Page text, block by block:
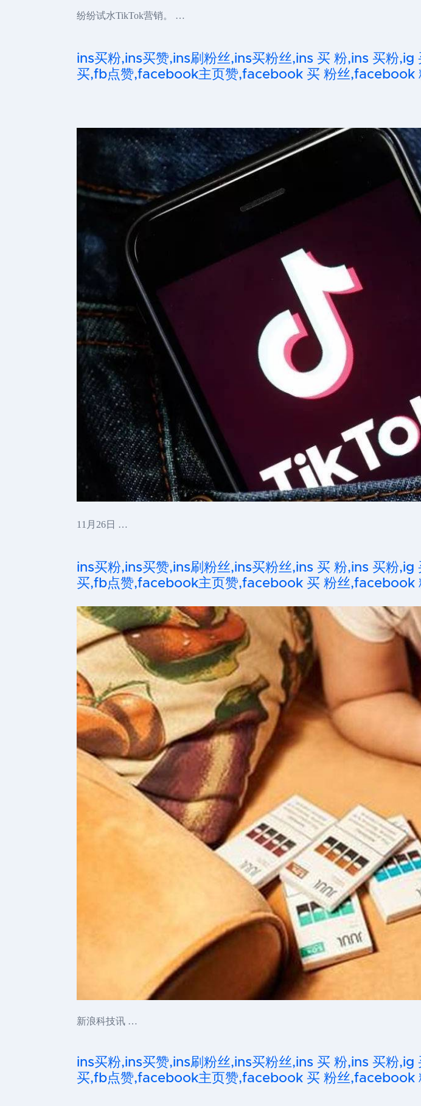
纷纷试水TikTok营销。 …
ins买粉,ins买赞,ins刷粉丝,ins买粉丝,ins 买 粉,ins 买粉
买,fb点赞,facebook主页赞,facebook 买 粉丝
11月26日 …
ins买粉,ins买赞,ins刷粉丝,ins买粉丝,ins 买 粉,ins 买粉
买,fb点赞,facebook主页赞,facebook 买 粉丝
新浪科技讯 …
ins买粉,ins买赞,ins刷粉丝,ins买粉丝,ins 买 粉,ins 买粉
买,fb点赞,facebook主页赞,facebook 买 粉丝